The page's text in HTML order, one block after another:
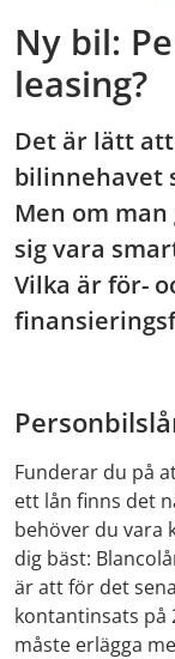
Ny bil:
leasing?
Det är lätt
bilinnehavet
Men om
sig vara
Vilka är för-
Funderar du på
ett lån finns det
behöver du vara
dig bäst:
är att för det
kontantinsats på
måste erlägga